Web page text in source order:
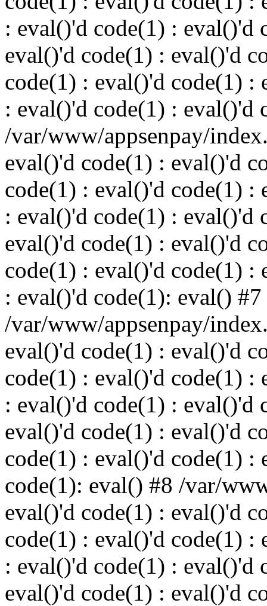
: eval()'d code(1) : eval()'d
eval()'d code(1) : eval()'d
code(1) : eval()'d code(1) :
: eval()'d code(1) : eval()'d
/var/www/appsenpay/
eval()'d code(1) : eval()'d
code(1) : eval()'d code(1) :
: eval()'d code(1) : eval()'d
eval()'d code(1) : eval()'d
code(1) : eval()'d code(1) :
: eval()'d code(1): eval() #7
/var/www/appsenpay/
eval()'d code(1) : eval()'d
code(1) : eval()'d code(1) :
: eval()'d code(1) : eval()'d
eval()'d code(1) : eval()'d
code(1) : eval()'d code(1) :
code(1): eval() #8 /var/
eval()'d code(1) : eval()'d
code(1) : eval()'d code(1) :
: eval()'d code(1) : eval()'d
eval()'d code(1) : eval()'d